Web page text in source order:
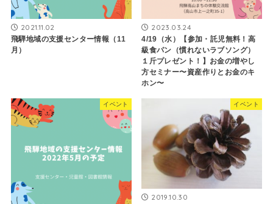
2021.11.02
飛騨地域の支援センター情報（11
月）
2023.03.24
4/19（水）【参加・託児無料！高
級食パン（慣れないラブソング）
１斤プレゼント！】お金の増やし
方セミナー〜資産作りとお金のキ
ホン〜
イベント イベント
2019.10.30